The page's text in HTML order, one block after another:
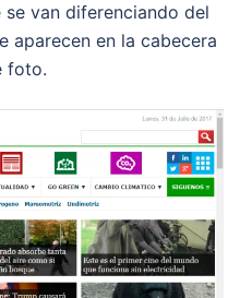
se van diferenciando del
aparecen en la cabecera
foto.